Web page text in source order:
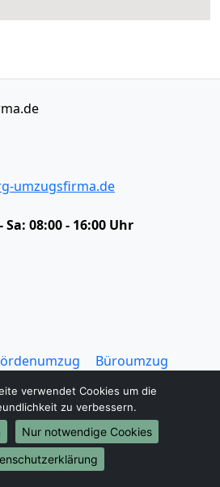
umzugsfirma.de
Sa: 08:00 - 16:00 Uhr
Büroumzug
Privatumzug
Beiladung
Klaviertransport
Möbeltaxi
verwendet Cookies um die
zu verbessern.
Nur notwendige Cookies